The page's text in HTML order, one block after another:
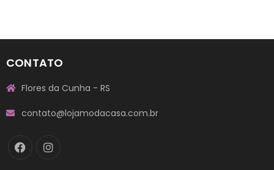
CONTATO
Flores da Cunha - RS
contato@lojamodacasa.com.br